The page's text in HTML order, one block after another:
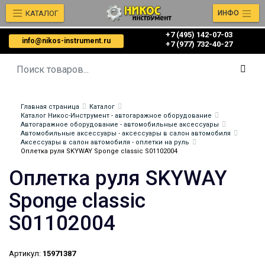
info@nikos-instrument.ru
+7 (495) 142-07-03
‎‎+7 (977) 732-40-27
КАТАЛОГ ИНФО
Главная страница
Каталог
Каталог Никос-Инструмент - автогаражное оборудование
Автогаражное оборудование - автомобильные аксессуары
Автомобильные аксессуары - аксессуары в салон автомобиля
Аксессуары в салон автомобиля - оплетки на руль
Оплетка руля SKYWAY Sponge classic S01102004
Оплетка руля SKYWAY
Sponge classic
S01102004
Артикул: 15971387